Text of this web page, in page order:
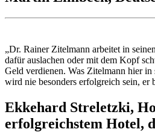
„Dr. Rainer Zitelmann arbeitet in
dafür auslachen oder mit dem Kopf
Geld verdienen. Was Zitelmann hier in
wird nie besonders erfolgreich sein, er
Ekkehard Streletzki,
erfolgreichstem Hotel,